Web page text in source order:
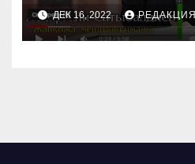
ДЕК 16, 2022 РЕДАКЦИЯ